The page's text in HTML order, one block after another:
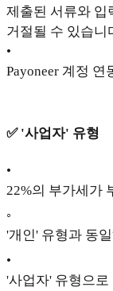
제출된 서류와 입
거절될 수 있습니
•
Payoneer 계정 연
✅ '사업자' 유형
•
22%의 부가세가
◦
'개인' 유형과 동
•
'사업자' 유형으